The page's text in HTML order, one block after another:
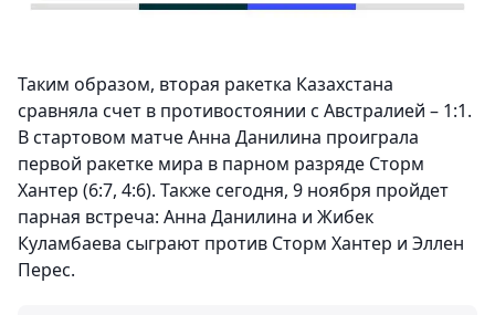
Таким образом, вторая ракетка Казахстана
сравняла счет в противостоянии с Австралией – 1:1.
В стартовом матче Анна Данилина проиграла
первой ракетке мира в парном разряде Сторм
Хантер (6:7, 4:6). Также сегодня, 9 ноября пройдет
парная встреча: Анна Данилина и Жибек
Куламбаева сыграют против Сторм Хантер и Эллен
Перес.